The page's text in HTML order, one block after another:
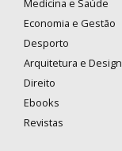
Medicina e Saúde
Economia e Gestão
Desporto
Arquitetura e Design
Direito
Ebooks
Revistas